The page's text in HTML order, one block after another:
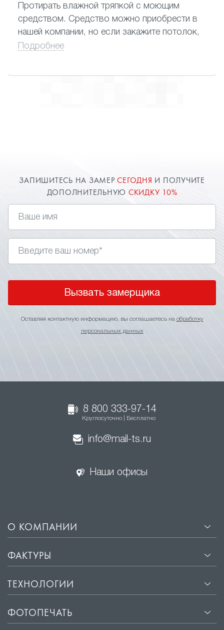
Протирать влажной тряпкой с моющим
средством. Средство можно приобрести в
нашей компании, но если закажите потолок,
вам его подарят.
Подробнее
ЗАПИШИТЕСЬ НА ЗАМЕРСЕГОДНЯ И ПОЛУЧИТЕ
ДОПОЛНИТЕЛЬНУЮ СКИДКУ 10%
Вызвать замерщика
Оставляя контактную информацию, вы соглашаетесь на обработку
персональных данных
8 800 333-97-14
Круглосуточно | Бесплатно
info@mail-ts.ru
Наши офисы
О КОМПАНИИ
ФАКТУРЫ
ТЕХНОЛОГИИ
ФОТОПЕЧАТЬ